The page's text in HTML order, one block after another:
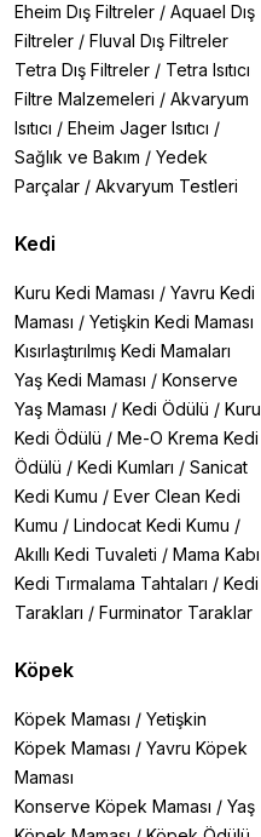
Eheim Dış Filtreler / Aquael Dış
Filtreler / Fluval Dış Filtreler
Tetra Dış Filtreler / Tetra Isıtıcı
Filtre Malzemeleri / Akvaryum
Isıtıcı / Eheim Jager Isıtıcı /
Sağlık ve Bakım / Yedek
Parçalar / Akvaryum Testleri
Kedi
Kuru Kedi Maması / Yavru Kedi
Maması / Yetişkin Kedi Maması
Kısırlaştırılmış Kedi Mamaları
Yaş Kedi Maması / Konserve
Yaş Maması / Kedi Ödülü / Kuru
Kedi Ödülü / Me-O Krema Kedi
Ödülü / Kedi Kumları / Sanicat
Kedi Kumu / Ever Clean Kedi
Kumu / Lindocat Kedi Kumu /
Akıllı Kedi Tuvaleti / Mama Kabı
Kedi Tırmalama Tahtaları / Kedi
Tarakları / Furminator Taraklar
Köpek
Köpek Maması / Yetişkin
Köpek Maması / Yavru Köpek
Maması
Konserve Köpek Maması / Yaş